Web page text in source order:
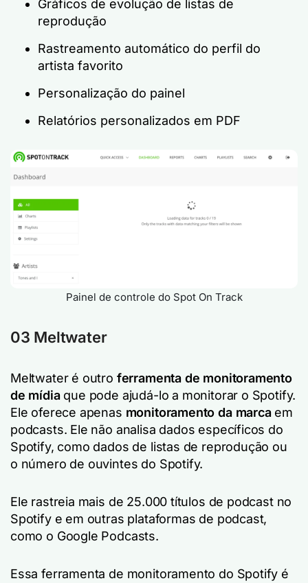
Gráficos de evolução de listas de
reprodução
Rastreamento automático do perfil do
artista favorito
Personalização do painel
Relatórios personalizados em PDF
Painel de controle do Spot On Track
03 Meltwater
Meltwater é outro ferramenta de monitoramento
de mídia que pode ajudá-lo a monitorar o Spotify.
Ele oferece apenas monitoramento da marcaem
podcasts. Ele não analisa dados específicos do
Spotify, como dados de listas de reprodução ou
o número de ouvintes do Spotify.
Ele rastreia mais de 25.000 títulos de podcast no
Spotify e em outras plataformas de podcast,
como o Google Podcasts.
Essa ferramenta de monitoramento do Spotify é